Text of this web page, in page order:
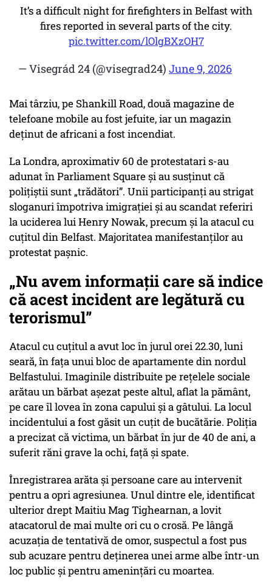
It’s a difficult night for firefighters in Belfast with
fires reported in several parts of the city.
pic.twitter.com/lOlgBXzOH7
— Visegrád 24 (@visegrad24) June 9, 2026
Mai târziu, pe Shankill Road, două magazine de
telefoane mobile au fost jefuite, iar un magazin
deținut de africani a fost incendiat.
La Londra, aproximativ 60 de protestatari s-au
adunat în Parliament Square și au susținut că
polițiștii sunt „trădători”. Unii participanți au strigat
sloganuri împotriva imigrației și au scandat referiri
la uciderea lui Henry Nowak, precum și la atacul cu
cuțitul din Belfast. Majoritatea manifestanților au
protestat pașnic.
„Nu avem informații care să indice
că acest incident are legătură cu
terorismul”
Atacul cu cuțitul a avut loc în jurul orei 22.30, luni
seară, în fața unui bloc de apartamente din nordul
Belfastului. Imaginile distribuite pe rețelele sociale
arătau un bărbat așezat peste altul, aflat la pământ,
pe care îl lovea în zona capului și a gâtului. La locul
incidentului a fost găsit un cuțit de bucătărie. Poliția
a precizat că victima, un bărbat în jur de 40 de ani, a
suferit răni grave la ochi, față și spate.
Înregistrarea arăta și persoane care au intervenit
pentru a opri agresiunea. Unul dintre ele, identificat
ulterior drept Maitiu Mag Tighearnan, a lovit
atacatorul de mai multe ori cu o crosă. Pe lângă
acuzația de tentativă de omor, suspectul a fost pus
sub acuzare pentru deținerea unei arme albe într-un
loc public și pentru amenințări cu moartea.